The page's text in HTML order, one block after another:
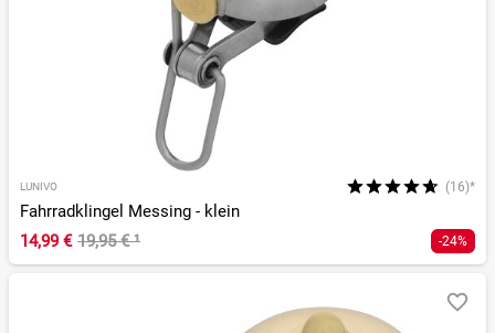
LUNIVO (16)*
Fahrradklingel Messing - klein
14,99 € 19,95 €¹ -24%